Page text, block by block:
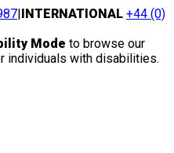
|INTERNATIONAL +44 (0)
Mode to browse our
individuals with disabilities.